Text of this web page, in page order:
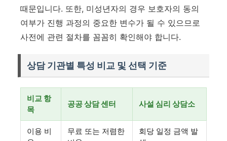
때문입니다. 또한, 미성년자의 경우 보호자의 동의
여부가 진행 과정의 중요한 변수가 될 수 있으므로
사전에 관련 절차를 꼼꼼히 확인해야 합니다.
상담 기관별 특성 비교 및 선택 기준
비교 항
목
공공 상담 센터 사설 심리 상담소
이용 비
무료 또는 저렴한
회당 일정 금액 발